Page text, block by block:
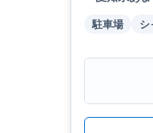
駐車場 シ